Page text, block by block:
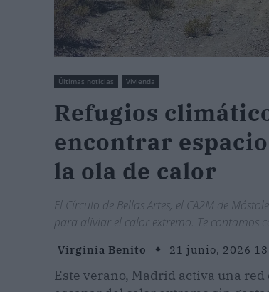
Últimas noticias Vivienda
Refugios
encontrar
la ola de calor
El Círculo de Bellas Artes, el CA2M de
para aliviar el calor extremo. Te contamos
Virginia Benito 21 junio, 2026
Este verano, Madrid activa una